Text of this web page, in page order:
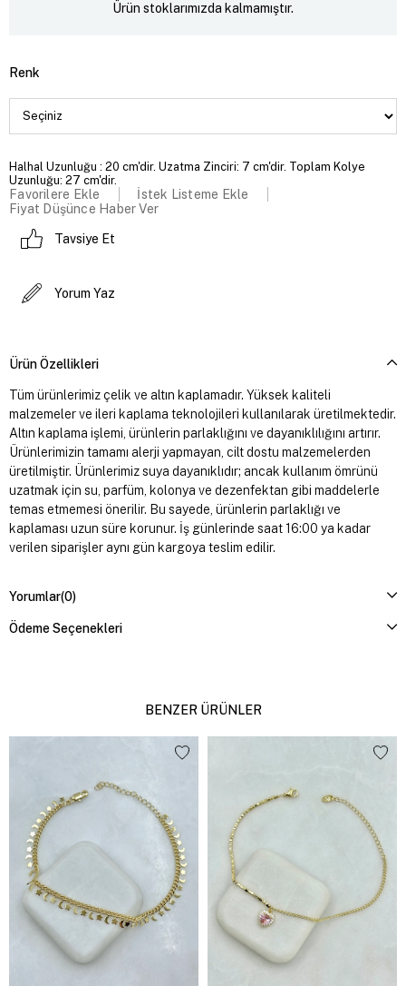
Ürün stoklarımızda kalmamıştır.
Renk
Halhal Uzunluğu : 20 cm'dir. Uzatma Zinciri: 7 cm'dir. Toplam Kolye
Uzunluğu: 27 cm'dir.
Favorilere Ekle
İstek Listeme Ekle
Fiyat Düşünce Haber Ver
Tavsiye Et
Yorum Yaz
Ürün Özellikleri
Tüm ürünlerimiz çelik ve altın kaplamadır. Yüksek kaliteli
malzemeler ve ileri kaplama teknolojileri kullanılarak üretilmektedir.
Altın kaplama işlemi, ürünlerin parlaklığını ve dayanıklılığını artırır.
Ürünlerimizin tamamı alerji yapmayan, cilt dostu malzemelerden
üretilmiştir. Ürünlerimiz suya dayanıklıdır; ancak kullanım ömrünü
uzatmak için su, parfüm, kolonya ve dezenfektan gibi maddelerle
temas etmemesi önerilir. Bu sayede, ürünlerin parlaklığı ve
kaplaması uzun süre korunur. İş günlerinde saat 16:00 ya kadar
verilen siparişler aynı gün kargoya teslim edilir.
Yorumlar(0)
Ödeme Seçenekleri
BENZER ÜRÜNLER